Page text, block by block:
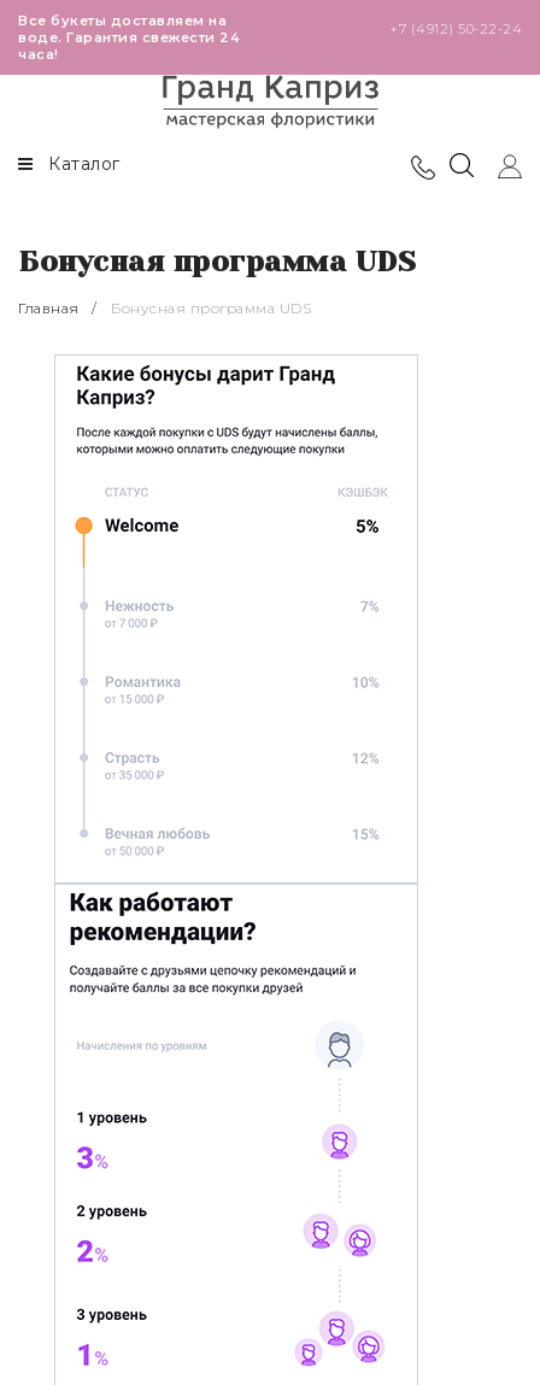
Все букеты доставляем на
воде. Гарантия свежести 24
часа!
+7 (4912) 50-22-24
Каталог
Бонусная программа UDS
Главная / Бонусная программа UDS
В наличии в магазинах
Глобус
Черновицкая
Кустовые розы
Эквадорские розы 40-50 см
Кенийские розы 40 см